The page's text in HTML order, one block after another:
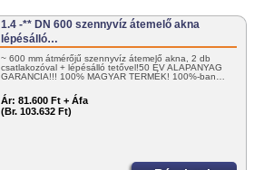
1.4 -** DN 600 szennyvíz átemelő akna
lépésálló…
~ 600 mm átmérőjű szennyvíz átemelő akna, 2 db
csatlakozóval + lépésálló tetővel!50 ÉV ALAPANYAG
GARANCIA!!! 100% MAGYAR TERMÉK! 100%-ban…
Ár: 81.600 Ft + Áfa
(Br. 103.632 Ft)